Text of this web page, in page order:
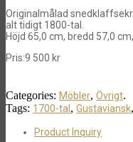
Originalmålad
alt tidigt 1800-tal.
Höjd 65,0 cm, bredd 57,0
Pris:9 500 kr
Categories: Möbler, Övrigt.
Tags: 1700-tal , Gustaviansk,
Product Inquiry